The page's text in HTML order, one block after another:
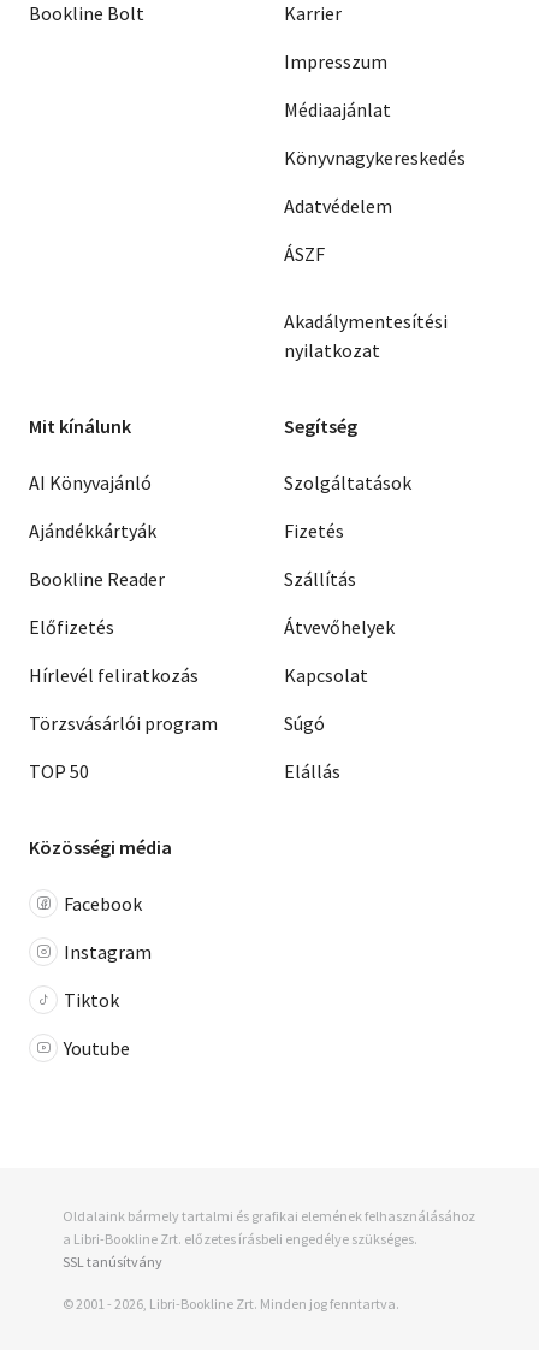
Bookline Bolt
Karrier
Impresszum
Médiaajánlat
Könyvnagykereskedés
Adatvédelem
ÁSZF
Akadálymentesítési
nyilatkozat
Mit kínálunk
AI Könyvajánló
Ajándékkártyák
Bookline Reader
Előfizetés
Hírlevél feliratkozás
Törzsvásárlói program
TOP 50
Segítség
Szolgáltatások
Fizetés
Szállítás
Átvevőhelyek
Kapcsolat
Súgó
Elállás
Közösségi média
Facebook
Instagram
Tiktok
Youtube
Oldalaink bármely tartalmi és grafikai elemének felhasználásához
a Libri-Bookline Zrt. előzetes írásbeli engedélye szükséges.
SSL tanúsítvány
© 2001 - 2026, Libri-Bookline Zrt. Minden jog fenntartva.